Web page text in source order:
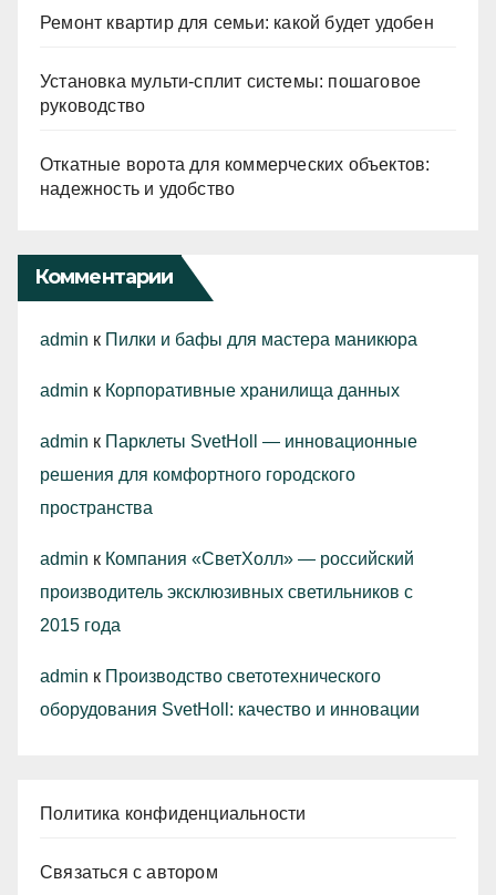
Ремонт квартир для семьи: какой будет удобен
Установка мульти-сплит системы: пошаговое
руководство
Откатные ворота для коммерческих объектов:
надежность и удобство
Комментарии
admin к Пилки и бафы для мастера маникюра
admin к Корпоративные хранилища данных
admin к Парклеты SvetHoll — инновационные
решения для комфортного городского
пространства
admin к Компания «СветХолл» — российский
производитель эксклюзивных светильников с
2015 года
admin к Производство светотехнического
оборудования SvetHoll: качество и инновации
Политика конфиденциальности
Связаться с автором